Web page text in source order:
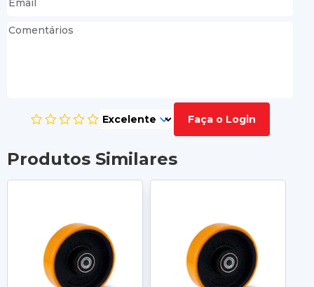
Faça o Login
Produtos Similares